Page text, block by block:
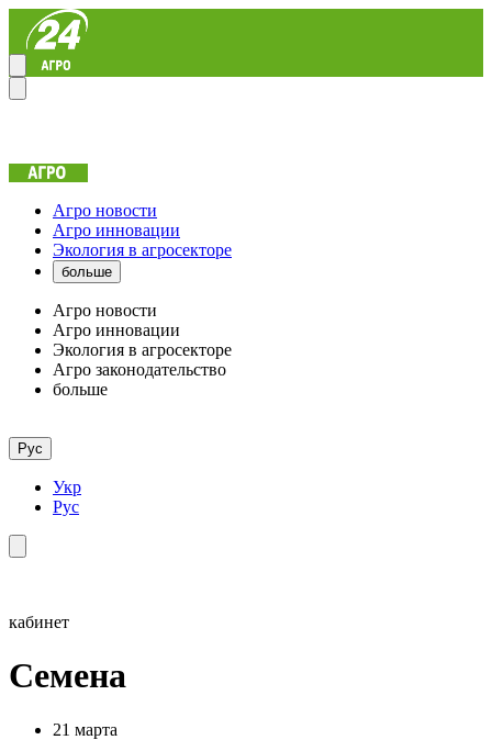
Агро новости
Агро инновации
Экология в агросекторе
больше
Агро новости
Агро инновации
Экология в агросекторе
Агро законодательство
больше
Рус
Укр
Рус
кабинет
Семена
21 марта